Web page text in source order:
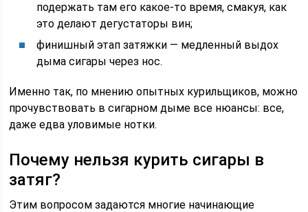
подержать там его какое-то время, смакуя, как
это делают дегустаторы вин;
финишный этап затяжки — медленный выдох
дыма сигары через нос.
Именно так, по мнению опытных курильщиков, можно
прочувствовать в сигарном дыме все нюансы: все,
даже едва уловимые нотки.
Почему нельзя курить сигары в
затяг?
Этим вопросом задаются многие начинающие